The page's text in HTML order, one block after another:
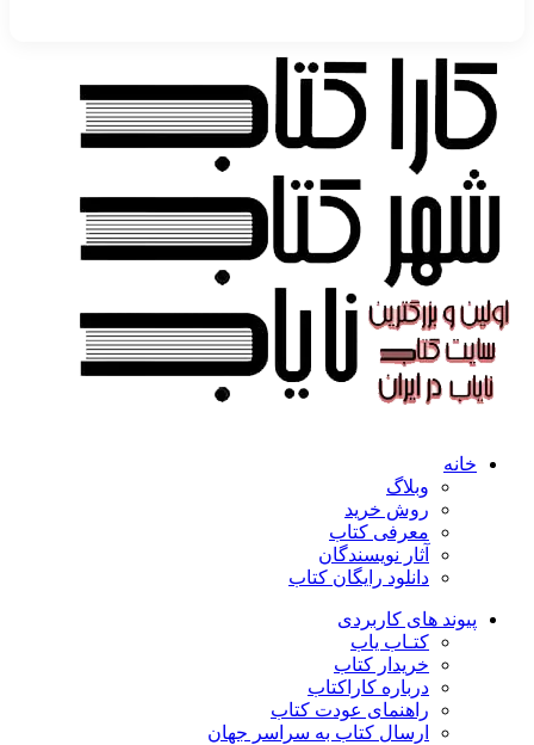
خانه
وبلاگ
روش خرید
معرفی کتاب
آثار نویسندگان
دانلود رایگان کتاب
پیوند های کاربردی
کتـاب یاب
خریدار کتاب
درباره کاراکتاب
راهنمای عودت کتاب
ارسال کتاب به سراسر جهان